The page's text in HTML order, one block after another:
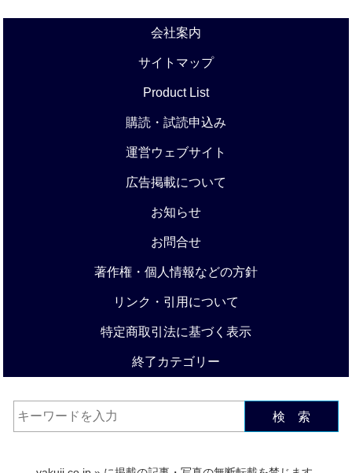
会社案内
サイトマップ
Product List
購読・試読申込み
運営ウェブサイト
広告掲載について
お知らせ
お問合せ
著作権・個人情報などの方針
リンク・引用について
特定商取引法に基づく表示
終了カテゴリー
検 索